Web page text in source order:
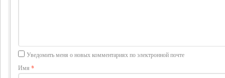
Уведомить меня о новых комментариях по электронной почте
Имя *